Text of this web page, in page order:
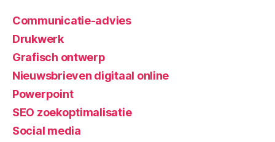
Communicatie-advies
Drukwerk
Grafisch ontwerp
Nieuwsbrieven digitaal online
Powerpoint
SEO zoekoptimalisatie
Social media